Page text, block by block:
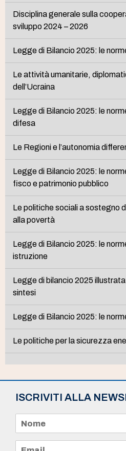
Disciplina generale sulla
sviluppo 2024 – 2026
Legge di Bilancio 2025: le
Le attività umanitarie,
dell’Ucraina
Legge di Bilancio 2025: le
difesa
Le Regioni e l’autonomia
Legge di Bilancio 2025: le
fisco e patrimonio pubblico
Le politiche sociali a sostegno
alla povertà
Legge di Bilancio 2025: le
istruzione
Legge di bilancio 2025
sintesi
Legge di Bilancio 2025: le
Le politiche per la sicurezza
ISCRIVITI ALLA
m
e